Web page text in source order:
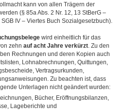
kann von allen Trägern der
(§ 85a Abs. 2 Nr. 12, 13 StBerG –
IV – Viertes Buch Sozialgesetzbuch).
wird einheitlich für das
zehn auf acht Jahre verkürzt. Zu den
Rechnungen und deren Kopien auch
Lohnabrechnungen, Quittungen,
Vertragsurkunden,
Zu beachten ist, dass
Unterlagen nicht geändert wurden:
Bücher, Eröffnungsbilanzen,
Lageberichte und